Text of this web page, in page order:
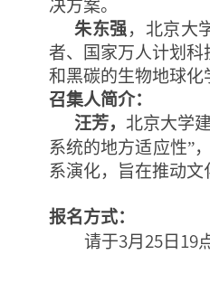
决方案。
朱东强，北京大
者、国家万人计划
和黑碳的生物地球
召集人简介：
汪芳， 北京大学
系统的地方适应性”
系演化，旨在推动
报名方式：
请于3月 25 日 19